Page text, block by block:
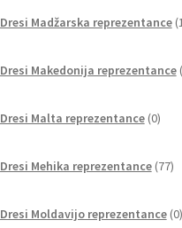
Dresi Madžarska reprezentance
Dresi Makedonija reprezentance
Dresi Malta reprezentance 0
Dresi Mehika reprezentance 77
Dresi Moldavijo reprezentance 0